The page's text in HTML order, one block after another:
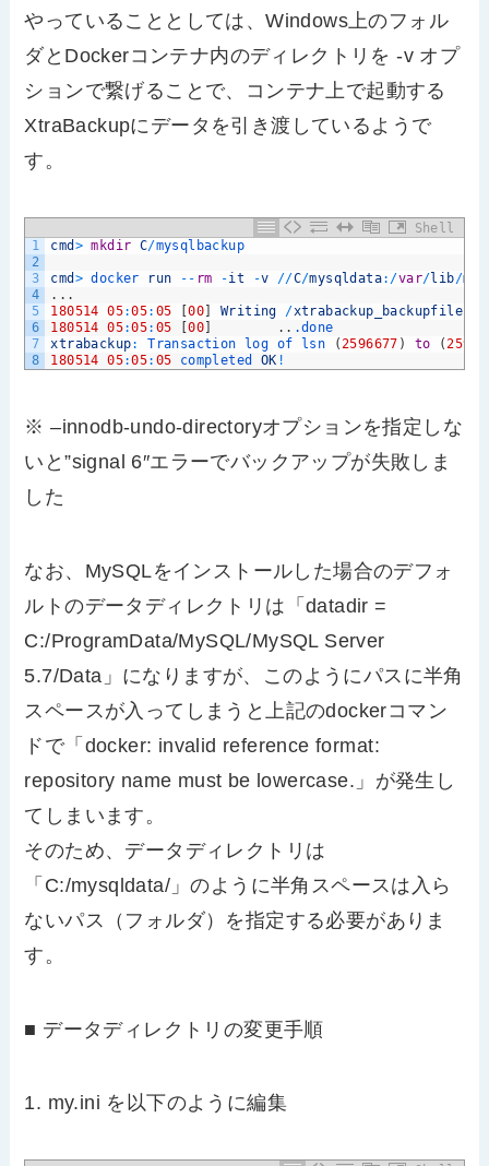
やっていることとしては、Windows上のフォル
ダとDockerコンテナ内のディレクトリを -v オプ
ションで繋げることで、コンテナ上で起動する
XtraBackupにデータを引き渡しているようで
す。
Shell
1
2
3
4
5
6
7
8
cmd > mkdir C/mysqlbackup
cmd > docker run -- rm -it -v //C/mysqldata: /var/lib/
. . .
180514 05:05: 05 [00 Writing /xtrabackup_backupfiles
180514 05:05: 05 [00 . . .done
xtrabackup: Transaction log of lsn (2596677 ) to (
180514 05:05: 05 completed OK !
※ –innodb-undo-directoryオプションを指定しな
いと”signal 6″エラーでバックアップが失敗しま
した
なお、MySQLをインストールした場合のデフォ
ルトのデータディレクトリは「datadir =
C:/ProgramData/MySQL/MySQL Server
5.7/Data」になりますが、このようにパスに半角
スペースが入ってしまうと上記のdockerコマン
ドで「docker: invalid reference format:
repository name must be lowercase.」が発生し
てしまいます。
そのため、データディレクトリは
「C:/mysqldata/」のように半角スペースは入ら
ないパス（フォルダ）を指定する必要がありま
す。
■ データディレクトリの変更手順
1. my.ini を以下のように編集